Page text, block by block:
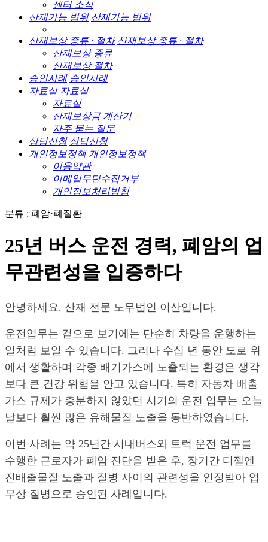
센터 소식
산재가능 범위 산재가능 범위
산재보상 종류 · 절차 산재보상 종류 · 절차
산재보상 종류
산재보상 절차
승인사례 승인사례
자료실 자료실
자료실
산재보상금 계산기
자주 묻는 질문
상담신청 상담신청
개인정보정책 개인정보정책
이용약관
이메일무단수집거부
개인정보처리방침
분류 : 폐암·폐질환
25년 버스 운전 경력, 폐암의 업
무관련성을 입증하다
안녕하세요. 산재 전문 노무법인 이산입니다.
운전업무는 겉으로 보기에는 단순히 차량을 운행하는
일처럼 보일 수 있습니다. 그러나 수십 년 동안 도로 위
에서 생활하며 각종 배기가스에 노출되는 환경은 생각
보다 큰 건강 위험을 안고 있습니다. 특히 자동차 배출
가스 규제가 충분하지 않았던 시기의 운전 업무는 오늘
날보다 훨씬 많은 유해물질 노출을 동반하였습니다.
이번 사례는 약 25년간 시내버스와 트럭 운전 업무를
수행한 근로자가 폐암 진단을 받은 후, 장기간 디젤엔
진배출물질 노출과 질병 사이의 관련성을 인정받아 업
무상 질병으로 승인된 사례입니다.